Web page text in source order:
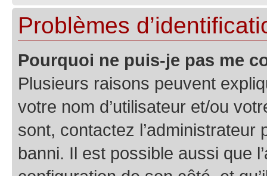
Problèmes
Pourquoi ne puis-je pas me
Plusieurs raisons peuvent
votre nom d’utilisateur et/ou
sont, contactez l’administrateur
banni. Il est possible aussi que